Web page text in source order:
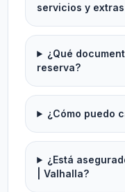
servicios y
¿Qué
reserva?
¿Cómo puedo
¿Está
| Valhalla?